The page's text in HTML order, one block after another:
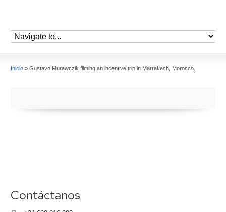
Inicio » Gustavo Murawczik filming an incentive trip in Marrakech, Morocco.
Contáctanos